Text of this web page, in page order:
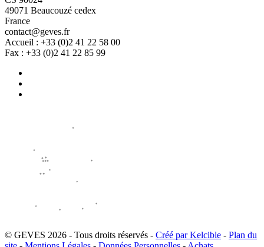
49071 Beaucouzé cedex
France
contact@geves.fr
Accueil : +33 (0)2 41 22 58 00
Fax : +33 (0)2 41 22 85 99
© GEVES 2026 - Tous droits réservés - Créé par Kelcible - Plan du